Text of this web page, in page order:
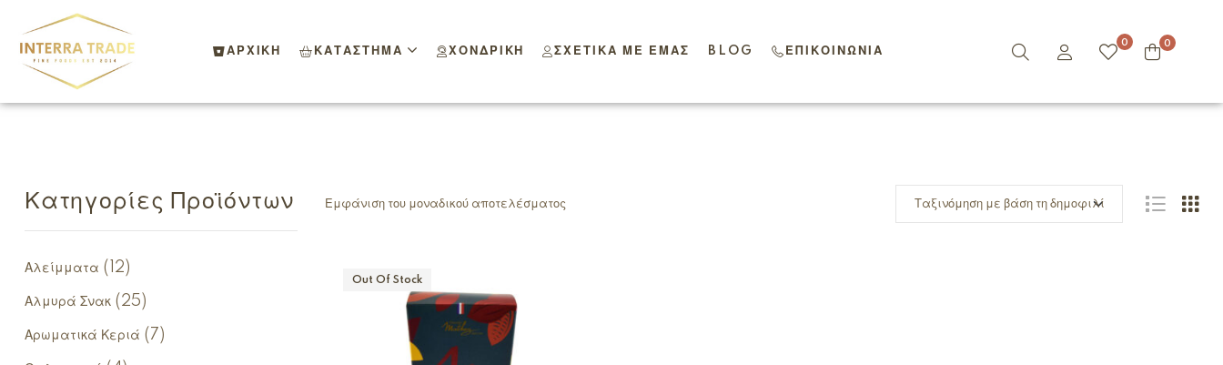
ΑΡΧΙΚΗ ΚΑΤΑΣΤΗΜΑ ΧΟΝΔΡΙΚΉ ΣΧΕΤΙΚΆ ΜΕ ΕΜΆΣ BLOG ΕΠΙΚΟΙΝΩΝΊΑ
0 0
Εμφάνιση του μοναδικού αποτελέσματος
Out Of Stock
Κατηγορίες Προϊόντων
Αλείμματα (12)
Αλμυρά Σνακ (25)
Αρωματικά Κεριά (7)